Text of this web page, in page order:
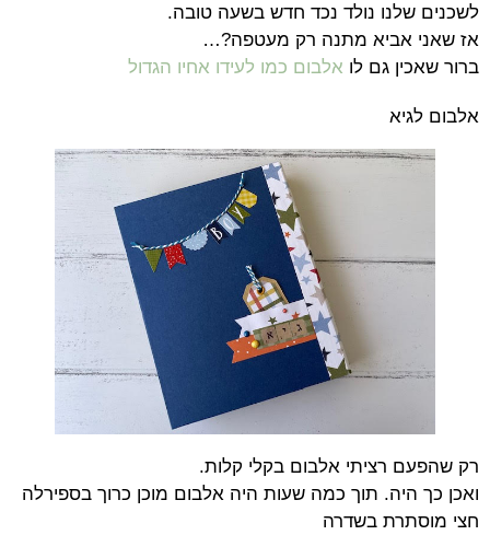
לשכנים שלנו נולד נכד חדש בשעה טובה.
אז שאני אביא מתנה רק מעטפה?…
ברור שאכין גם לו אלבום כמו לעידו אחיו הגדול
אלבום לגיא
רק שהפעם רציתי אלבום בקלי קלות.
ואכן כך היה. תוך כמה שעות היה אלבום מוכן כרוך בספירלה
חצי מוסתרת בשדרה